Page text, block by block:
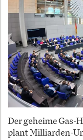
Der geheime
plant Milliarden-